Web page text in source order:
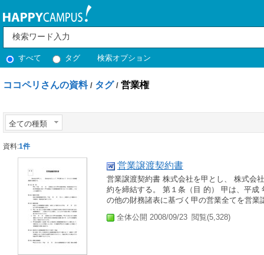
すべて タグ 検索オプション
ココペリさんの資料 / タグ / 営業権
全ての種類
資料:1件
営業譲渡契約書
営業譲渡契約書 株式会社を甲とし、 株式会
約を締結する。 第１条（目 的） 甲は、平
の他の財務諸表に基づく甲の営業全てを営
全体公開 2008/09/23 閲覧(5,328)